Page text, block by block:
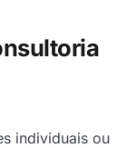
individuais ou